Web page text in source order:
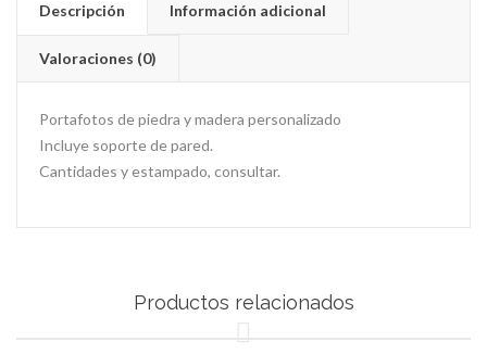
Descripción Información adicional
Valoraciones (0)
Portafotos de piedra y madera personalizado
Incluye soporte de pared.
Cantidades y estampado, consultar.
Productos relacionados